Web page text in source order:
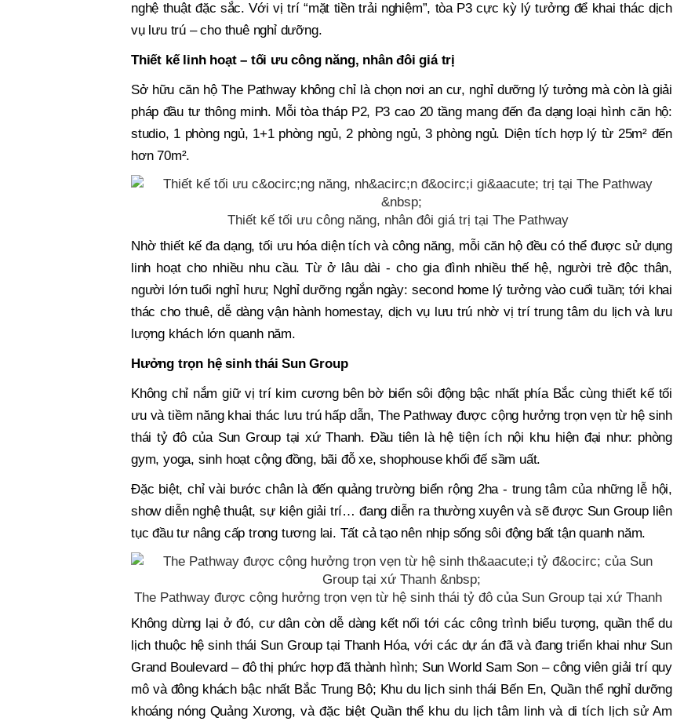
nghệ thuật đặc sắc. Với vị trí “mặt tiền trải nghiệm”, tòa P3 cực kỳ lý tưởng để khai thác dịch
vụ lưu trú – cho thuê nghỉ dưỡng.
Thiết kế linh hoạt – tối ưu công năng, nhân đôi giá trị
Sở hữu căn hộ The Pathway không chỉ là chọn nơi an cư, nghỉ dưỡng lý tưởng mà còn là giải
pháp đầu tư thông minh. Mỗi tòa tháp P2, P3 cao 20 tầng mang đến đa dạng loại hình căn hộ:
studio, 1 phòng ngủ, 1+1 phòng ngủ, 2 phòng ngủ, 3 phòng ngủ. Diện tích hợp lý từ 25m² đến
hơn 70m².
Thiết kế tối ưu công năng, nhân đôi giá trị tại The Pathway
Nhờ thiết kế đa dạng, tối ưu hóa diện tích và công năng, mỗi căn hộ đều có thể được sử dụng
linh hoạt cho nhiều nhu cầu. Từ ở lâu dài - cho gia đình nhiều thế hệ, người trẻ độc thân,
người lớn tuổi nghỉ hưu; Nghỉ dưỡng ngắn ngày: second home lý tưởng vào cuối tuần; tới khai
thác cho thuê, dễ dàng vận hành homestay, dịch vụ lưu trú nhờ vị trí trung tâm du lịch và lưu
lượng khách lớn quanh năm.
Hưởng trọn hệ sinh thái Sun Group
Không chỉ nắm giữ vị trí kim cương bên bờ biển sôi động bậc nhất phía Bắc cùng thiết kế tối
ưu và tiềm năng khai thác lưu trú hấp dẫn, The Pathway được cộng hưởng trọn vẹn từ hệ sinh
thái tỷ đô của Sun Group tại xứ Thanh. Đầu tiên là hệ tiện ích nội khu hiện đại như: phòng
gym, yoga, sinh hoạt cộng đồng, bãi đỗ xe, shophouse khối đế sầm uất.
Đặc biệt, chỉ vài bước chân là đến quảng trường biển rộng 2ha - trung tâm của những lễ hội,
show diễn nghệ thuật, sự kiện giải trí… đang diễn ra thường xuyên và sẽ được Sun Group liên
tục đầu tư nâng cấp trong tương lai. Tất cả tạo nên nhịp sống sôi động bất tận quanh năm.
The Pathway được cộng hưởng trọn vẹn từ hệ sinh thái tỷ đô của Sun Group tại xứ Thanh
Không dừng lại ở đó, cư dân còn dễ dàng kết nối tới các công trình biểu tượng, quần thể du
lịch thuộc hệ sinh thái Sun Group tại Thanh Hóa, với các dự án đã và đang triển khai như Sun
Grand Boulevard – đô thị phức hợp đã thành hình; Sun World Sam Son – công viên giải trí quy
mô và đông khách bậc nhất Bắc Trung Bộ; Khu du lịch sinh thái Bến En, Quần thể nghỉ dưỡng
khoáng nóng Quảng Xương, và đặc biệt Quần thể khu du lịch tâm linh và di tích lịch sử Am